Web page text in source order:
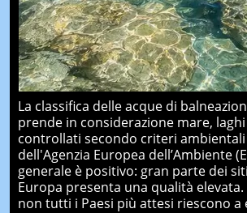
La classifica delle acque di
prende in considerazione mare,
controllati secondo criteri
dell'Agenzia Europea dell’Ambiente
generale è positivo: gran parte dei
Europa presenta una qualità
non tutti i Paesi più attesi riescono a